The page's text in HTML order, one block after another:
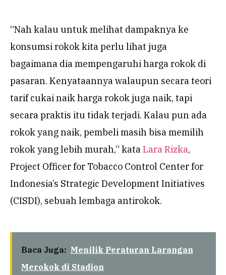
“Nah kalau untuk melihat dampaknya ke
konsumsi rokok kita perlu lihat juga
bagaimana dia mempengaruhi harga rokok di
pasaran. Kenyataannya walaupun secara teori
tarif cukai naik harga rokok juga naik, tapi
secara praktis itu tidak terjadi. Kalau pun ada
rokok yang naik, pembeli masih bisa memilih
rokok yang lebih murah,” kataLara Rizka,
Project Officer for Tobacco Control Center for
Indonesia’s Strategic Development Initiatives
(CISDI), sebuah lembaga antirokok.
Baca Juga: Menilik Peraturan Larangan
Merokok di Stadion